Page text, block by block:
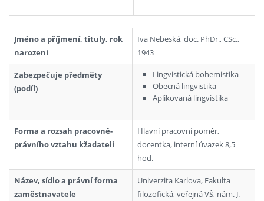
Jméno a příjmení, tituly, rok
narození
Iva Nebeská, doc. PhDr., CSc.,
1943
Zabezpečuje předměty
(podíl)
Lingvistická bohemistika
Obecná lingvistika
Aplikovaná lingvistika
Forma a rozsah pracovně-
právního vztahu kžadateli
Hlavní pracovní poměr,
docentka, interní úvazek 8,5
hod.
Název, sídlo a právní forma
zaměstnavatele
Univerzita Karlova, Fakulta
filozofická, veřejná VŠ, nám. J.